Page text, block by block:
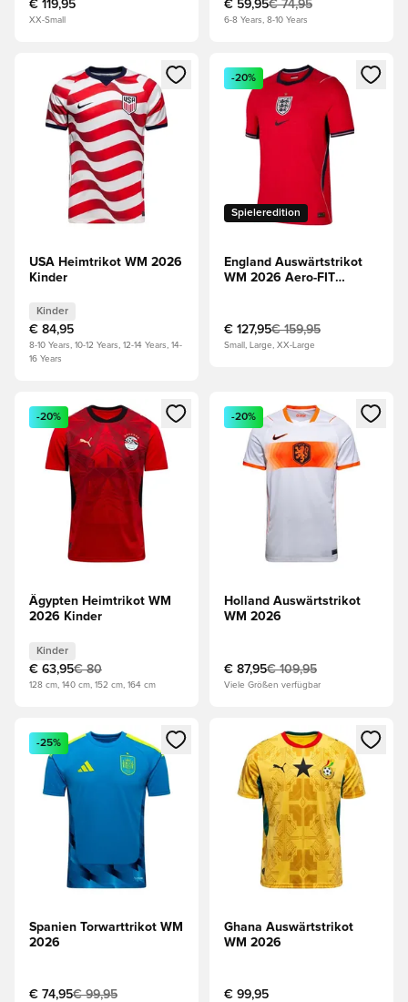
€ 119,95
XX-Small
€ 59,95€ 74,95
6-8 Years, 8-10 Years
Öffnet ein Fenster zum Anmelden oder Registrieren als
USA Heimtrikot WM 2026
Kinder
Kinder
€ 84,95
8-10 Years, 10-12 Years, 12-14 Years, 14-
16 Years
Öffnet ein Fenster zum
Spieleredition
-20%
England Auswärtstrikot
WM 2026 Aero-FIT
€ 127,95€ 159,95
Small, Large, XX-Large
Öffnet ein Fenster zum Anmelden oder Registrieren als
-20%
Ägypten Heimtrikot WM
2026 Kinder
Kinder
€ 63,95€ 80
128 cm, 140 cm, 152 cm, 164 cm
Öffnet ein Fenster zum
-20%
Holland Auswärtstrikot
WM 2026
€ 87,95€ 109,95
Viele Größen verfügbar
Öffnet ein Fenster zum Anmelden oder Registrieren als
-25%
Spanien Torwarttrikot WM
2026
€ 74,95€ 99,95
Öffnet ein Fenster zum
Ghana Auswärtstrikot
WM 2026
€ 99,95